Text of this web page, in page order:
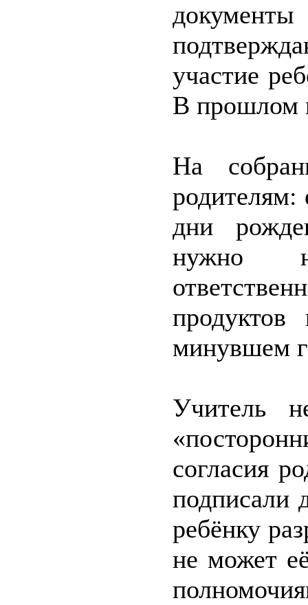
участие
В прошлом
На
родителям:
дни
нужно
минувшем
Учитель
согласия
подписали
ребёнку
не может